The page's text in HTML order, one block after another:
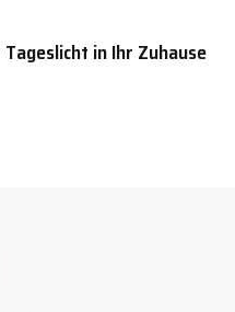
in Ihr Zuhause